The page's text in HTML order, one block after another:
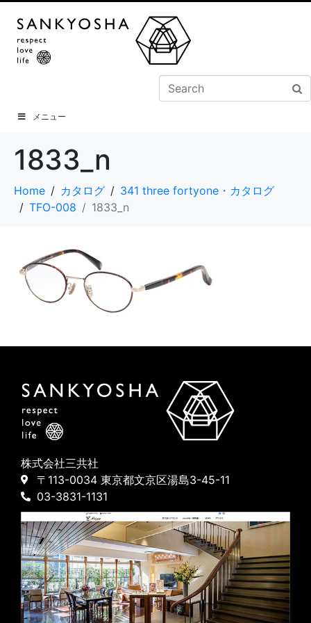
メニュー
1833_n
Home カタログ
341 three fortyone・カタログ
TFO-008
1833_n
株式会社三共社
〒113-0034 東京都文京区湯島3-45-11
03-3831-1131